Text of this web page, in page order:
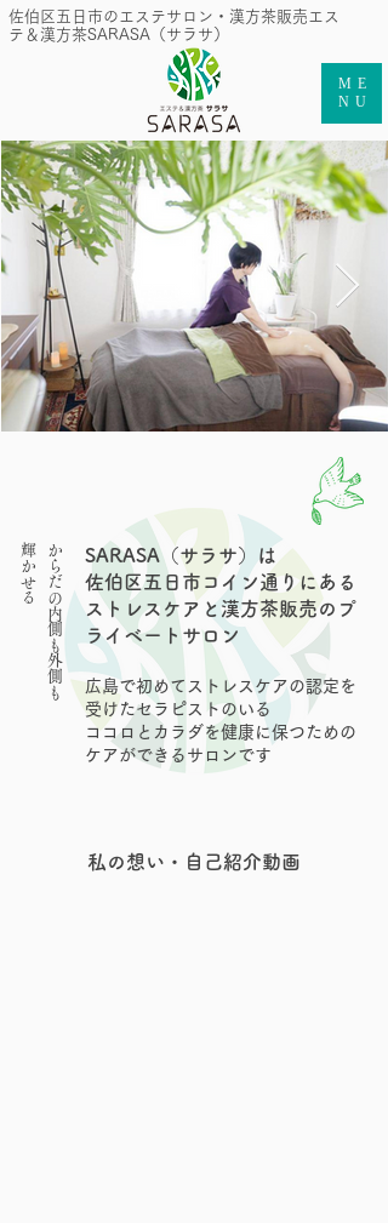
​佐伯区五日市のエステサロン・漢方茶販売エス
テ＆漢方茶SARASA（サラサ）
ME
NU
SARASA（サラサ）は
佐伯区五日市コイン通りにある
ストレスケアと漢方茶販売のプ
ライベートサロン
広島で初めてストレスケアの認定を
受けたセラピストのいる
ココロとカラダを健康に保つための
ケアができるサロンです
からだの
内側も外側も
輝かせる
私の想い・自己紹介動画